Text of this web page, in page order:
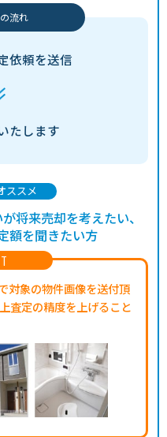
流れ
依頼を送信
たします
対象の物件画像を送付頂
査定の精度を上げること
ススメ
将来売却を考えたい、
額を聞きたい方